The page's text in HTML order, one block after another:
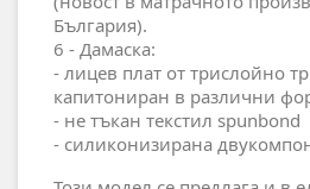
България).
6 - Дамаска:
- лицев плат от трислойно
капитониран в различни
- не тъкан текстил spunbond
- силиконизирана